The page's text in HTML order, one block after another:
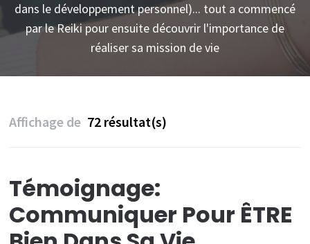
dans le développement personnel)... tout a commencé
par le Reiki pour ensuite découvrir l'importance de
réaliser sa mission de vie
Affichage de 72 résultat(s)
Témoignage:
Communiquer Pour ÊTRE